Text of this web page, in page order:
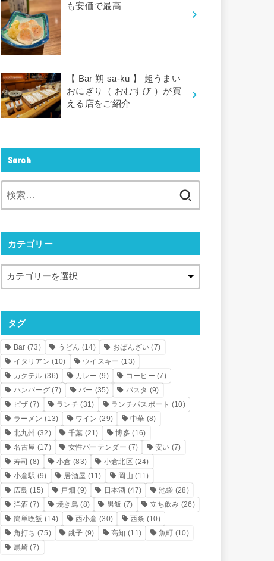
も安価で最高
【 Bar 朔 sa-ku 】 超うまい
おにぎり（ おむすび ）が買
える店をご紹介
Sarch
カテゴリー
タグ
Bar (73) うどん (14) おばんざい (7)
イタリアン (10) ウイスキー (13)
カクテル (36) カレー (9) コーヒー (7)
ハンバーグ (7) バー (35) パスタ (9)
ピザ (7) ランチ (31) ランチパスポート (10)
ラーメン (13) ワイン (29) 中華 (8)
北九州 (32) 千葉 (21) 博多 (16)
名古屋 (17) 女性バーテンダー (7) 安い (7)
寿司 (8) 小倉 (83) 小倉北区 (24)
小倉駅 (9) 居酒屋 (11) 岡山 (11)
広島 (15) 戸畑 (9) 日本酒 (47) 池袋 (28)
洋酒 (7) 焼き鳥 (8) 男飯 (7) 立ち飲み (26)
簡単晩飯 (14) 西小倉 (30) 西条 (10)
角打ち (75) 銚子 (9) 高知 (11) 魚町 (10)
黒崎 (7)